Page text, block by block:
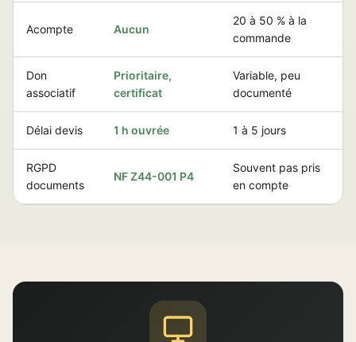
Acompte Aucun
20 à 50 % à la
commande
Don
associatif
Prioritaire,
certificat
Variable, peu
documenté
Délai devis 1 h ouvrée 1 à 5 jours
RGPD
documents
NF Z44-001 P4
Souvent pas pris
en compte